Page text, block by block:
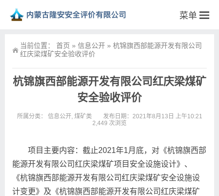
菜单
当前位置： 首页 » 信息公开 » 杭锦旗西部能源开发有限公司
红庆梁煤矿安全验收评价
杭锦旗西部能源开发有限公司红庆梁煤矿
安全验收评价
所属分类： 信息公开, 煤矿类
发布日期：2021年8月13日 上午10:21
2,449 次浏览
项目主要内容：截止2021年1月底，对《杭锦旗西部
能源开发有限公司红庆梁煤矿项目安全设施设计》、
《杭锦旗西部能源开发有限公司红庆梁煤矿安全设施设
计变更》及《杭锦旗西部能源开发有限公司红庆梁煤矿